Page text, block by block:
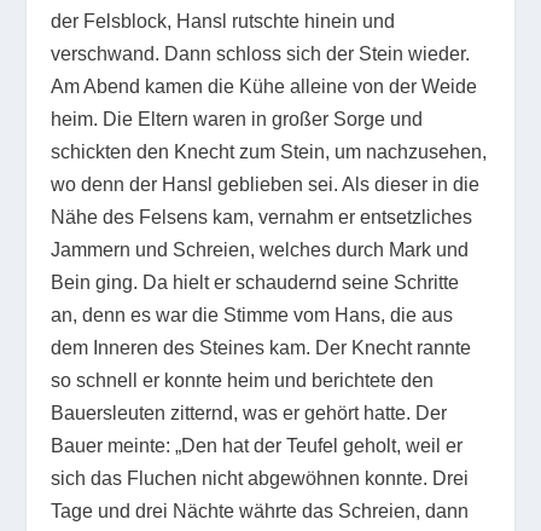
der Felsblock, Hansl rutschte hinein und
verschwand. Dann schloss sich der Stein wieder.
Am Abend kamen die Kühe alleine von der Weide
heim. Die Eltern waren in großer Sorge und
schickten den Knecht zum Stein, um nachzusehen,
wo denn der Hansl geblieben sei. Als dieser in die
Nähe des Felsens kam, vernahm er entsetzliches
Jammern und Schreien, welches durch Mark und
Bein ging. Da hielt er schaudernd seine Schritte
an, denn es war die Stimme vom Hans, die aus
dem Inneren des Steines kam. Der Knecht rannte
so schnell er konnte heim und berichtete den
Bauersleuten zitternd, was er gehört hatte. Der
Bauer meinte: „Den hat der Teufel geholt, weil er
sich das Fluchen nicht abgewöhnen konnte. Drei
Tage und drei Nächte währte das Schreien, dann